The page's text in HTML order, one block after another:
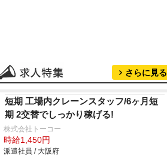
さらに見る
短期 工場内クレーンスタッフ/6ヶ月短
期 2交替でしっかり稼げる!
株式会社トーコー
時給1,450円
派遣社員 / 大阪府